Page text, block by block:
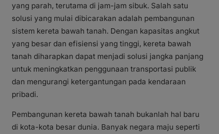
yang parah, terutama di jam-jam sibuk. Salah satu
solusi yang mulai dibicarakan adalah pembangunan
sistem kereta bawah tanah. Dengan kapasitas angkut
yang besar dan efisiensi yang tinggi, kereta bawah
tanah diharapkan dapat menjadi solusi jangka panjang
untuk meningkatkan penggunaan transportasi publik
dan mengurangi ketergantungan pada kendaraan
pribadi.
Pembangunan kereta bawah tanah bukanlah hal baru
di kota-kota besar dunia. Banyak negara maju seperti